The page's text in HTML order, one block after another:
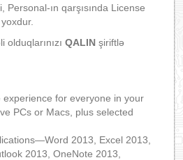
Personal-ın qarşısında License
QALIN şiriftlə
experience for everyone in your
PCs or Macs, plus selected
2013, Excel 2013,
2013, OneNote 2013,